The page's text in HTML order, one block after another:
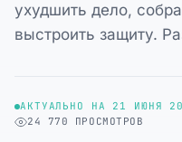
ухудшить дело,
выстроить защиту.
АКТУАЛЬНО НА 21 ИЮНЯ
24 770 ПРОСМОТРОВ